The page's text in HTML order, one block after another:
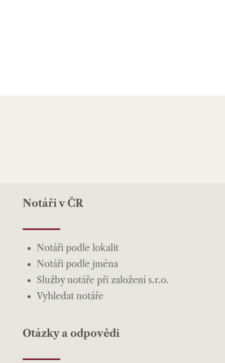
Notáři v ČR
Notáři podle lokalit
Notáři podle jména
Služby notáře při založení s.r.o.
Vyhledat notáře
Otázky a odpovědi